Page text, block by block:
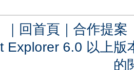
｜ 回首頁 ｜ 合作提案
Explorer 6.0 以上
的